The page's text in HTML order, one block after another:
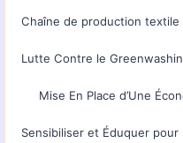
Chaîne de production textile
Lutte Contre le
Mise En Place d’Une
Sensibiliser et Éduquer pour